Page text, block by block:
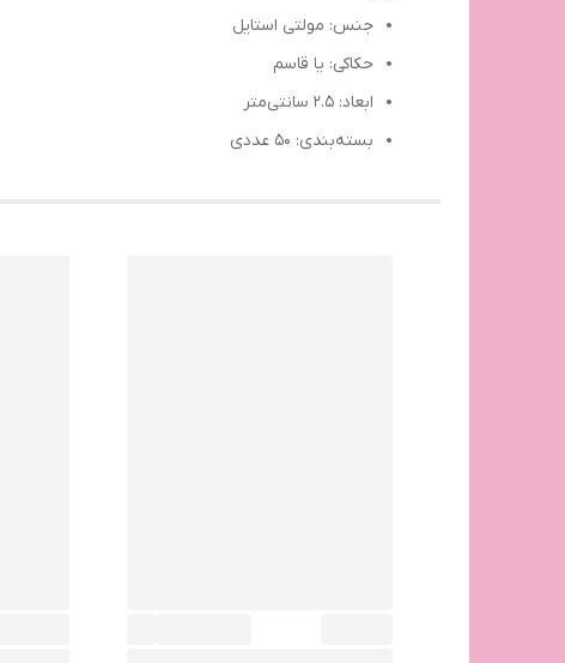
جنس: مولتی استایل
حکاکی: یا قاسم
ابعاد: ۲.۵ سانتی‌متر
بسته‌بندی: ۵۰ عددی